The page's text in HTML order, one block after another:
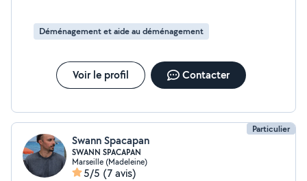
Déménagement et aide au déménagement
Voir le profil Contacter
Particulier
Swann Spacapan
SWANN SPACAPAN
Marseille (Madeleine)
5/5 (7 avis)